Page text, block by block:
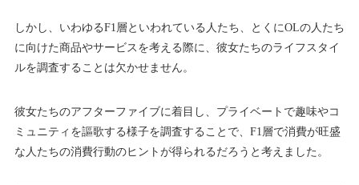
しかし、いわゆるF1層といわれている人たち、とくにOLの人たち
に向けた商品やサービスを考える際に、彼女たちのライフスタイ
ルを調査することは欠かせません。
彼女たちのアフターファイブに着目し、プライベートで趣味やコ
ミュニティを謳歌する様子を調査することで、F1層で消費が旺盛
な人たちの消費行動のヒントが得られるだろうと考えました。